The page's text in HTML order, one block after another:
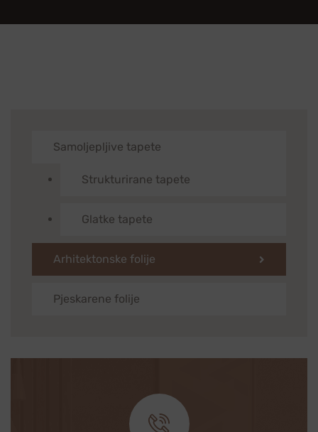
Samoljepljive tapete
Strukturirane tapete
Glatke tapete
Arhitektonske folije
Pjeskarene folije